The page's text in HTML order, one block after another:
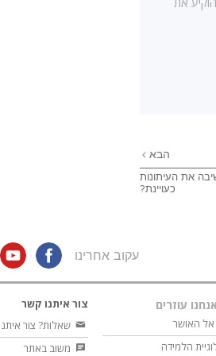
הבא
את העיתונות
כעויינת?
עקוב אחרינו
עוזרים
אל האושר
הלמידה
צור איתנו קשר
שאלות? צור
משוב באתר